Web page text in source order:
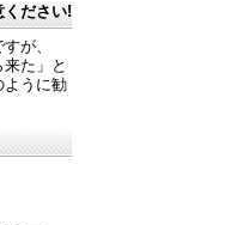
ください!
が、
た」と
ように勧